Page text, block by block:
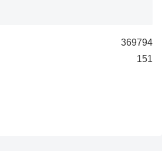
369794
151